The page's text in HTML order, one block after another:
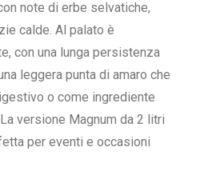
note di erbe selvatiche,
calde. Al palato è
con una lunga persistenza
leggera punta di amaro che
o come ingrediente
versione Magnum da 2 litri
per eventi e occasioni